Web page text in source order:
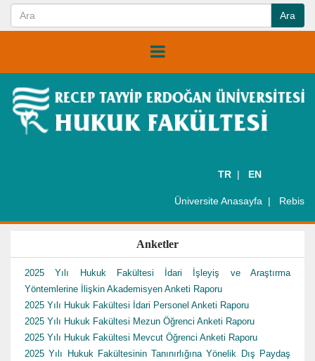
TR EN
Üniversite Anasayfa Rebis
Anketler
2025 Yılı Hukuk Fakültesi İdari İşleyiş ve Araştırma
Yöntemlerine İlişkin Akademisyen Anketi Raporu
2025 Yılı Hukuk Fakültesi İdari Personel Anketi Raporu
2025 Yılı Hukuk Fakültesi Mezun Öğrenci Anketi Raporu
2025 Yılı Hukuk Fakültesi Mevcut Öğrenci Anketi Raporu
2025 Yılı Hukuk Fakültesinin Tanınırlığına Yönelik Dış Paydaş